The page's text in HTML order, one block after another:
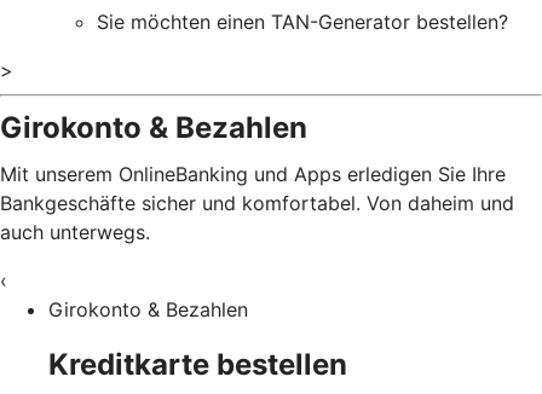
Sie möchten einen TAN-Generator bestellen?
>
Girokonto & Bezahlen
Mit unserem OnlineBanking und Apps erledigen Sie Ihre
Bankgeschäfte sicher und komfortabel. Von daheim und
auch unterwegs.
‹
Girokonto & Bezahlen
Kreditkarte bestellen